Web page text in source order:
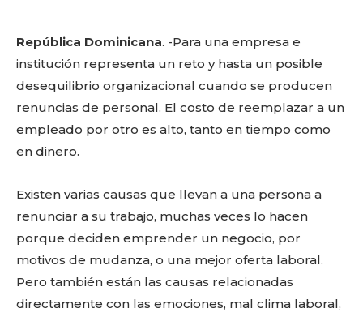
República Dominicana. -Para una empresa e
institución representa un reto y hasta un posible
desequilibrio organizacional cuando se producen
renuncias de personal. El costo de reemplazar a un
empleado por otro es alto, tanto en tiempo como
en dinero.
Existen varias causas que llevan a una persona a
renunciar a su trabajo, muchas veces lo hacen
porque deciden emprender un negocio, por
motivos de mudanza, o una mejor oferta laboral.
Pero también están las causas relacionadas
directamente con las emociones, mal clima laboral,